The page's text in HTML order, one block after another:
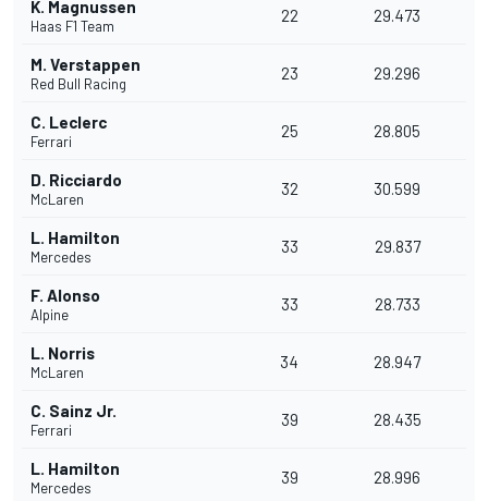
K. Magnussen
Haas F1 Team
22 29.473
M. Verstappen
Red Bull Racing
23 29.296
C. Leclerc
Ferrari
25 28.805
D. Ricciardo
McLaren
32 30.599
L. Hamilton
Mercedes
33 29.837
F. Alonso
Alpine
33 28.733
L. Norris
McLaren
34 28.947
C. Sainz Jr.
Ferrari
39 28.435
L. Hamilton
Mercedes
39 28.996